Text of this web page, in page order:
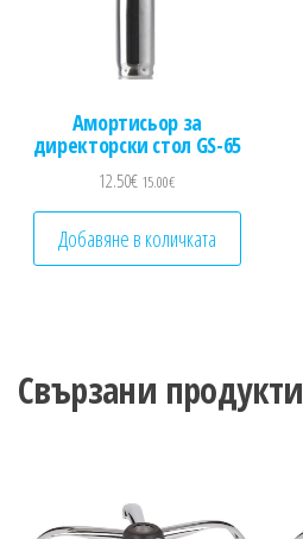
Амортисьор за
директорски стол GS-65
12.50€ 15.00€
Добавяне в количката
Свързани продукти